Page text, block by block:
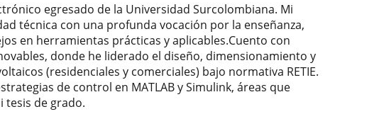
egresado de la Universidad Surcolombiana. Mi
técnica con una profunda vocación por la enseñanza,
en herramientas prácticas y aplicables. ​Cuento con
donde he liderado el diseño, dimensionamiento y
(residenciales y comerciales) bajo normativa RETIE.
de control en MATLAB y Simulink, áreas que
tesis de grado.